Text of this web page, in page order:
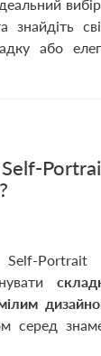
знайдіть
або
Portrait
серед